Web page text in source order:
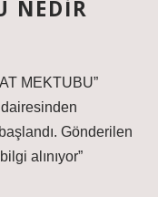
NEDIR
MEKTUBU”
Gönderilen
alınıyor”